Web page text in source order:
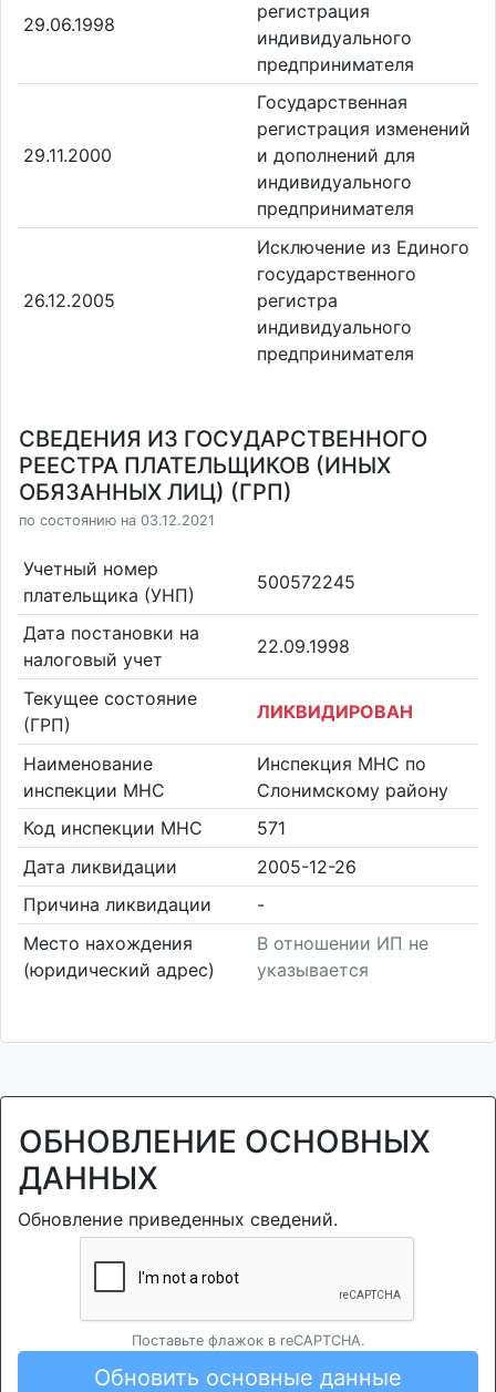
29.06.1998
регистрация
индивидуального
предпринимателя
29.11.2000
Государственная
регистрация изменений
и дополнений для
индивидуального
предпринимателя
26.12.2005
Исключение из Единого
государственного
регистра
индивидуального
предпринимателя
СВЕДЕНИЯ ИЗ ГОСУДАРСТВЕННОГО
РЕЕСТРА ПЛАТЕЛЬЩИКОВ (ИНЫХ
ОБЯЗАННЫХ ЛИЦ) (ГРП)
по состоянию на 03.12.2021
Учетный номер
плательщика (УНП)
500572245
Дата постановки на
налоговый учет
22.09.1998
Текущее состояние
(ГРП)
ЛИКВИДИРОВАН
Наименование
инспекции МНС
Инспекция МНС по
Слонимскому району
Код инспекции МНС
571
Дата ликвидации
2005-12-26
Причина ликвидации
-
Место нахождения
(юридический адрес)
В отношении ИП не
указывается
ОБНОВЛЕНИЕ ОСНОВНЫХ
ДАННЫХ
Обновление приведенных сведений.
Поставьте флажок в reCAPTCHA.
Обновить основные данные